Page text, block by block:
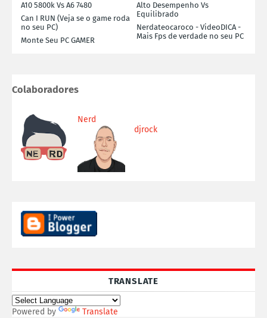
A10 5800k Vs A6 7480
Alto Desempenho Vs
Equilibrado
Can I RUN (Veja se o game roda
no seu PC)
Nerdateocaroco - VideoDICA -
Mais Fps de verdade no seu PC
Monte Seu PC GAMER
Colaboradores
Nerd
djrock
TRANSLATE
Powered by Translate